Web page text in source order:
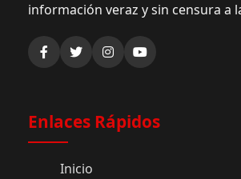
información veraz y sin censura a
Enlaces Rápidos
Inicio